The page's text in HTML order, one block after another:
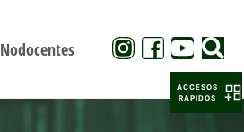
Nodocentes
ACCESOS
RAPIDOS